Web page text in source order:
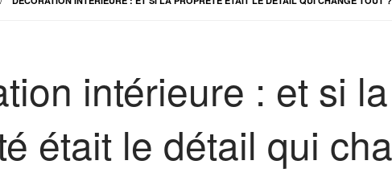
intérieure : et si la
était le détail qui